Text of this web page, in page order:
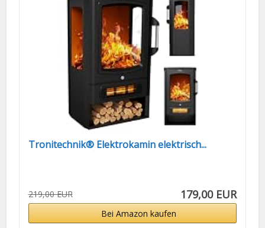
Tronitechnik® Elektrokamin elektrisch...
219,00 EUR 179,00 EUR
Bei Amazon kaufen